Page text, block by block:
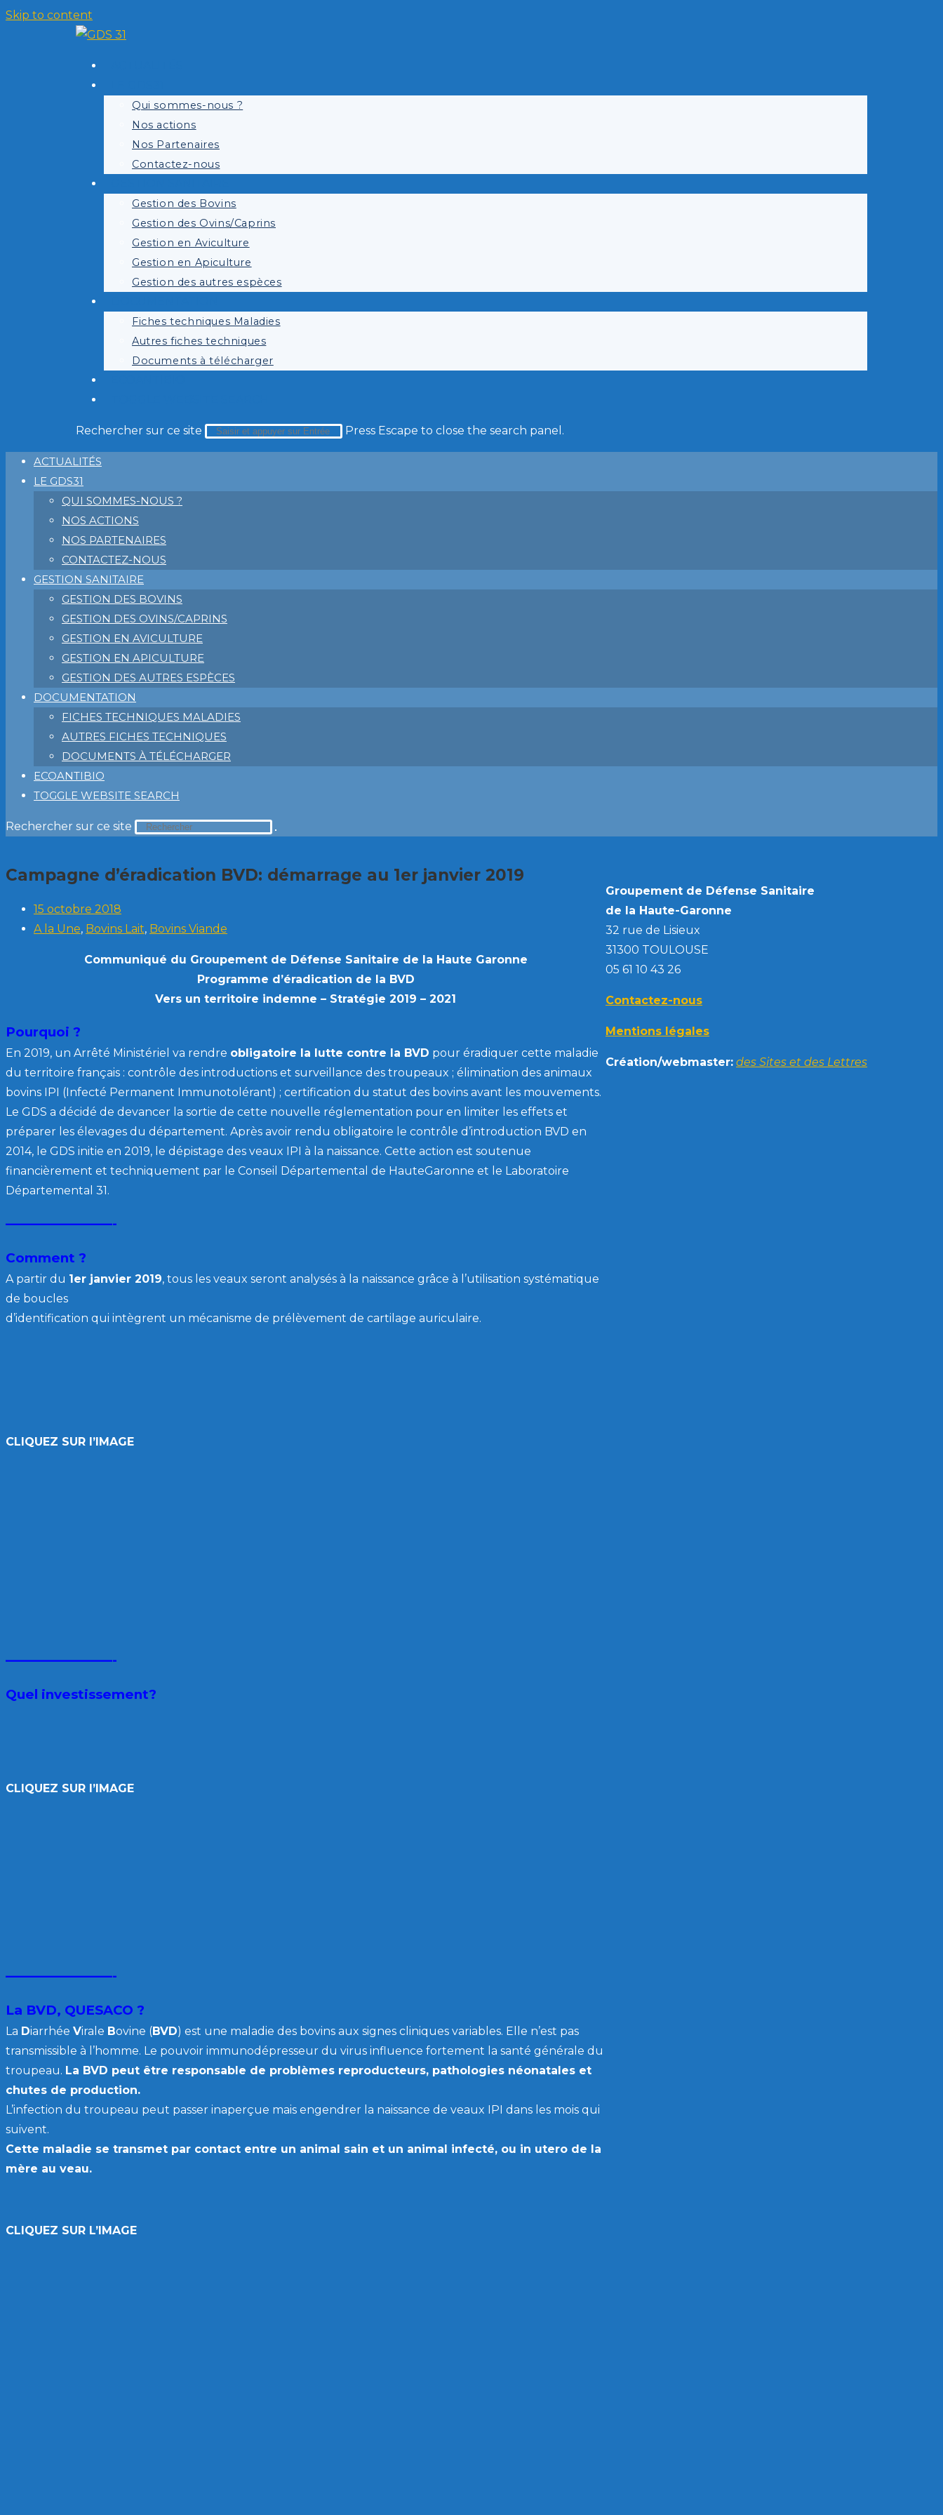
Skip to content
Qui sommes-nous ?
Nos actions
Nos Partenaires
Contactez-nous
Gestion des Bovins
Gestion des Ovins/Caprins
Gestion en Aviculture
Gestion en Apiculture
Gestion des autres espèces
Fiches techniques Maladies
Autres fiches techniques
Documents à télécharger
Rechercher sur ce site Press Escape to close the search panel.
ACTUALITÉS
LE GDS31
QUI SOMMES-NOUS ?
NOS ACTIONS
NOS PARTENAIRES
CONTACTEZ-NOUS
GESTION SANITAIRE
GESTION DES BOVINS
GESTION DES OVINS/CAPRINS
GESTION EN AVICULTURE
GESTION EN APICULTURE
GESTION DES AUTRES ESPÈCES
DOCUMENTATION
FICHES TECHNIQUES MALADIES
AUTRES FICHES TECHNIQUES
DOCUMENTS À TÉLÉCHARGER
ECOANTIBIO
TOGGLE WEBSITE SEARCH
Rechercher sur ce site
Campagne d’éradication BVD: démarrage au 1er janvier 2019
15 octobre 2018
A la Une, Bovins Lait, Bovins Viande
Communiqué du Groupement de Défense Sanitaire de la Haute Garonne
Programme d’éradication de la BVD
Vers un territoire indemne – Stratégie 2019 – 2021
Pourquoi ?
En 2019, un Arrêté Ministériel va rendre obligatoire la lutte contre la BVD pour éradiquer cette maladie
du territoire français : contrôle des introductions et surveillance des troupeaux ; élimination des animaux
bovins IPI (Infecté Permanent Immunotolérant) ; certification du statut des bovins avant les mouvements.
Le GDS a décidé de devancer la sortie de cette nouvelle réglementation pour en limiter les effets et
préparer les élevages du département. Après avoir rendu obligatoire le contrôle d’introduction BVD en
2014, le GDS initie en 2019, le dépistage des veaux IPI à la naissance. Cette action est soutenue
financièrement et techniquement par le Conseil Départemental de HauteGaronne et le Laboratoire
Départemental 31.
————————-
Comment ?
A partir du 1er janvier 2019, tous les veaux seront analysés à la naissance grâce à l’utilisation systématique
de boucles
d’identification qui intègrent un mécanisme de prélèvement de cartilage auriculaire.
CLIQUEZ SUR l’IMAGE
————————-
Quel investissement?
CLIQUEZ SUR l’IMAGE
————————-
La BVD, QUESACO ?
La Diarrhée Virale Bovine (BVD) est une maladie des bovins aux signes cliniques variables. Elle n’est pas
transmissible à l’homme. Le pouvoir immunodépresseur du virus influence fortement la santé générale du
troupeau. La BVD peut être responsable de problèmes reproducteurs, pathologies néonatales et
chutes de production.
L’infection du troupeau peut passer inaperçue mais engendrer la naissance de veaux IPI dans les mois qui
suivent.
Cette maladie se transmet par contact entre un animal sain et un animal infecté, ou in utero de la
mère au veau.
CLIQUEZ SUR L’IMAGE
Groupement de Défense Sanitaire
de la Haute-Garonne
32 rue de Lisieux
31300 TOULOUSE
05 61 10 43 26
Contactez-nous
Mentions légales
Création/webmaster: des Sites et des Lettres